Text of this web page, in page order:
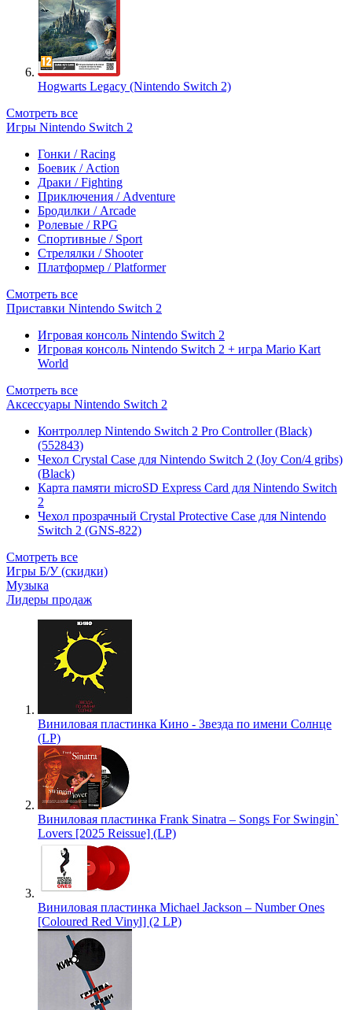
Hogwarts Legacy (Nintendo Switch 2)
Смотреть все
Игры Nintendo Switch 2
Гонки / Racing
Боевик / Action
Драки / Fighting
Приключения / Adventure
Бродилки / Arcade
Ролевые / RPG
Спортивные / Sport
Стрелялки / Shooter
Платформер / Platformer
Смотреть все
Приставки Nintendo Switch 2
Игровая консоль Nintendo Switch 2
Игровая консоль Nintendo Switch 2 + игра Mario Kart
World
Смотреть все
Аксессуары Nintendo Switch 2
Контроллер Nintendo Switch 2 Pro Controller (Black)
(552843)
Чехол Сrystal Сase для Nintendo Switch 2 (Joy Con/4 gribs)
(Black)
Карта памяти microSD Express Card для Nintendo Switch
2
Чехол прозрачный Crystal Protective Case для Nintendo
Switch 2 (GNS-822)
Смотреть все
Игры Б/У (скидки)
Музыка
Лидеры продаж
Виниловая пластинка Кино - Звезда по имени Солнце
(LP)
Виниловая пластинка Frank Sinatra – Songs For Swingin`
Lovers [2025 Reissue] (LP)
Виниловая пластинка Michael Jackson – Number Ones
[Coloured Red Vinyl] (2 LP)